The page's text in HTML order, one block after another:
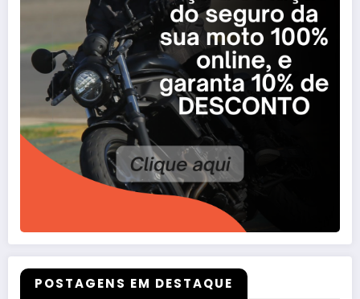
POSTAGENS EM DESTAQUE